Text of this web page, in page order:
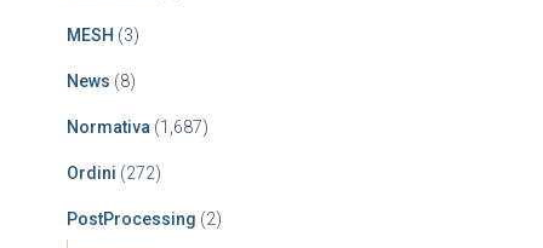
MESH (3)
News (8)
Normativa (1,687)
Ordini (272)
PostProcessing (2)